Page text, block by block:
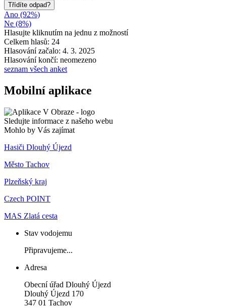
Třídíte odpad?
Ano (92%)
Ne (8%)
Hlasujte kliknutím na jednu z možností
Celkem hlasů: 24
Hlasování začalo: 4. 3. 2025
Hlasování končí: neomezeno
seznam všech anket
Mobilní aplikace
Sledujte informace z našeho webu
Mohlo by Vás zajímat
Hasiči Dlouhý Újezd
Město Tachov
Plzeňský kraj
Czech POINT
MAS Zlatá cesta
Stav vodojemu
Připravujeme...
Adresa
Obecní úřad Dlouhý Újezd
Dlouhý Újezd 170
347 01 Tachov